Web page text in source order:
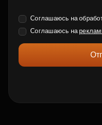
Соглашаюсь на
Соглашаюсь на